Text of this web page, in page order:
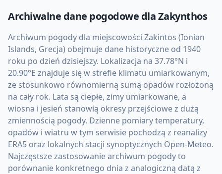
Archiwalne dane pogodowe dlaZakynthos
Archiwum pogody dla miejscowości Zakintos (Ionian
Islands, Grecja) obejmuje dane historyczne od 1940
roku po dzień dzisiejszy. Lokalizacja na 37.78°N i
20.90°E znajduje się w strefie klimatu umiarkowanym,
ze stosunkowo równomierną sumą opadów rozłożoną
na cały rok. Lata są ciepłe, zimy umiarkowane, a
wiosna i jesień stanowią okresy przejściowe z dużą
zmiennością pogody. Dzienne pomiary temperatury,
opadów i wiatru w tym serwisie pochodzą z reanalizy
ERA5 oraz lokalnych stacji synoptycznych Open-Meteo.
Najczęstsze zastosowanie archiwum pogody to
porównanie konkretnego dnia z analogiczną datą z